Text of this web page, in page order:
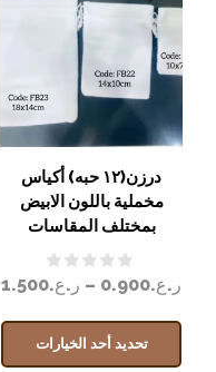
درزن(١٢ حبه) أكياس
مخملية باللون الابيض
بمختلف المقاسات
ر.ع.0.900
– ر.ع.1.500
تحديد أحد الخيارات